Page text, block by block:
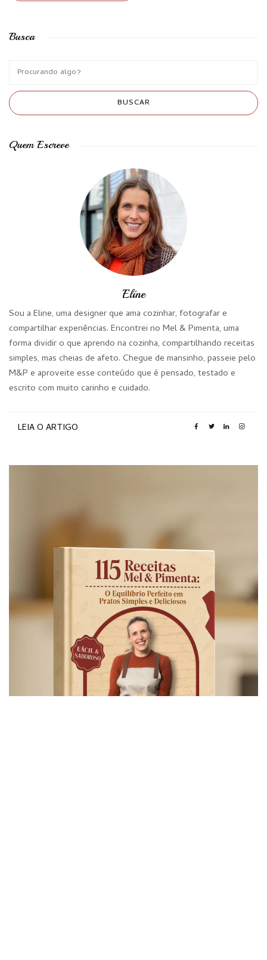
Busca
Quem Escreve
Eline
Sou a Eline, uma designer que ama cozinhar, fotografar e
compartilhar experiências. Encontrei no Mel & Pimenta, uma
forma dividir o que aprendo na cozinha, compartilhando receitas
simples, mas cheias de afeto. Chegue de mansinho, passeie pelo
M&P e aproveite esse conteúdo que é pensado, testado e
escrito com muito carinho e cuidado.
LEIA O ARTIGO